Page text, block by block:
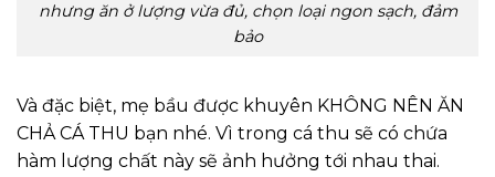
nhưng ăn ở lượng vừa đủ, chọn loại ngon sạch, đảm
bảo
Và đặc biệt, mẹ bầu được khuyên KHÔNG NÊN ĂN
CHẢ CÁ THU bạn nhé. Vì trong cá thu sẽ có chứa
hàm lượng chất này sẽ ảnh hưởng tới nhau thai.